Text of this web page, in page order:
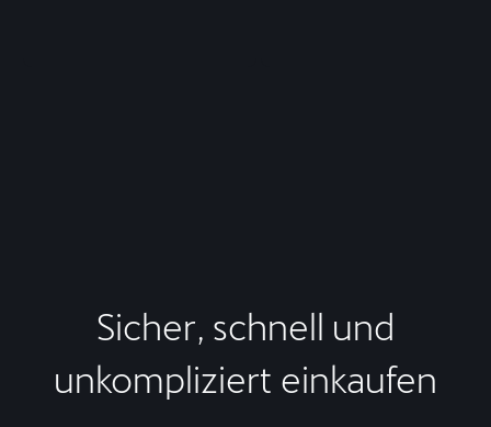
Sicher, schnell und
unkompliziert einkaufen